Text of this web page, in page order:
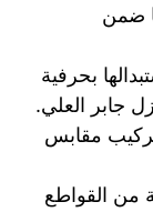
ضمن
بحرفية
جابر العلي.
مقابس
من القواطع